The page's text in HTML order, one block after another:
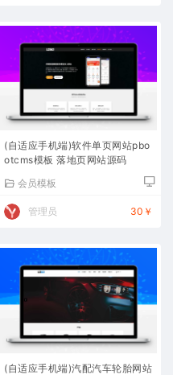
(自适应手机端)软件单页网站pbo
otcms模板 落地页网站源码
会员模板
管理员 30￥
(自适应手机端)汽配汽车轮胎网站